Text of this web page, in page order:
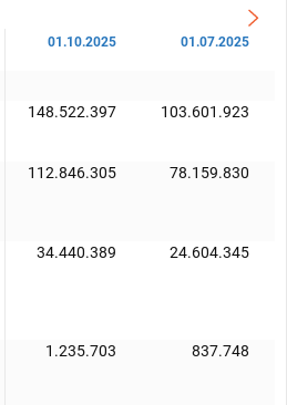
01.10.2025 01.07.2025
148.522.397 103.601.923
112.846.305 78.159.830
34.440.389 24.604.345
1.235.703 837.748